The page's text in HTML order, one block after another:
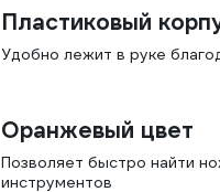
Пластиковый
Удобно лежит в руке
Оранжевый цвет
Позволяет быстро найти
инструментов